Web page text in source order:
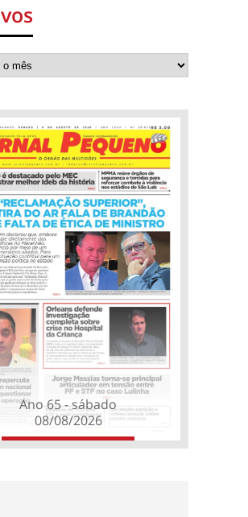
Ano 65 - sábado
08/08/2026